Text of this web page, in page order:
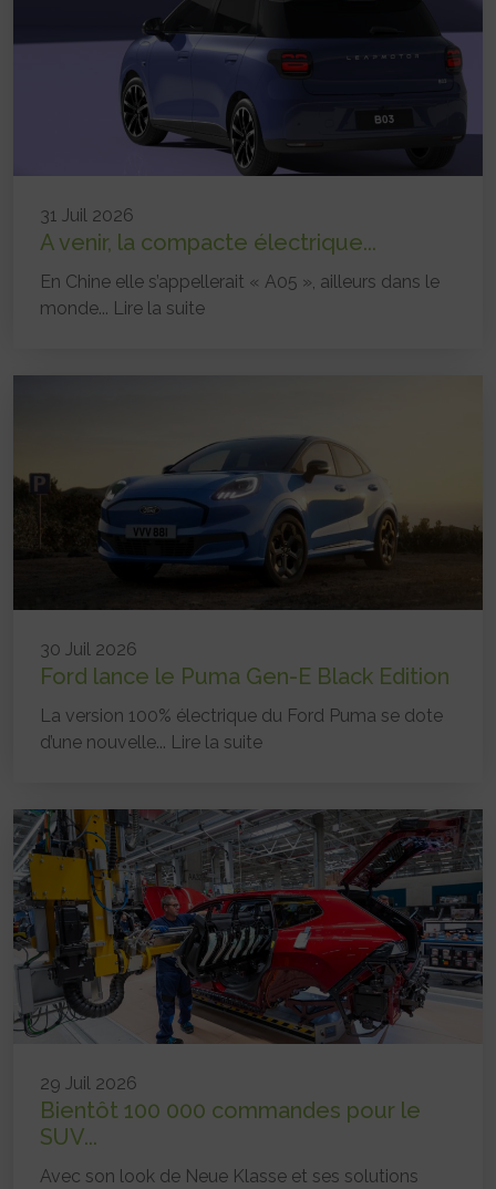
31 Juil 2026
A venir, la compacte électrique...
En Chine elle s’appellerait « A05 », ailleurs dans le
monde... Lire la suite
30 Juil 2026
Ford lance le Puma Gen-E Black Edition
La version 100% électrique du Ford Puma se dote
d’une nouvelle... Lire la suite
29 Juil 2026
Bientôt 100 000 commandes pour le
SUV...
Avec son look de Neue Klasse et ses solutions